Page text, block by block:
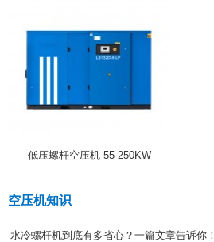
低压螺杆空压机 55-250KW
空压机知识
水冷螺杆机到底有多省心？一篇文章告诉你！